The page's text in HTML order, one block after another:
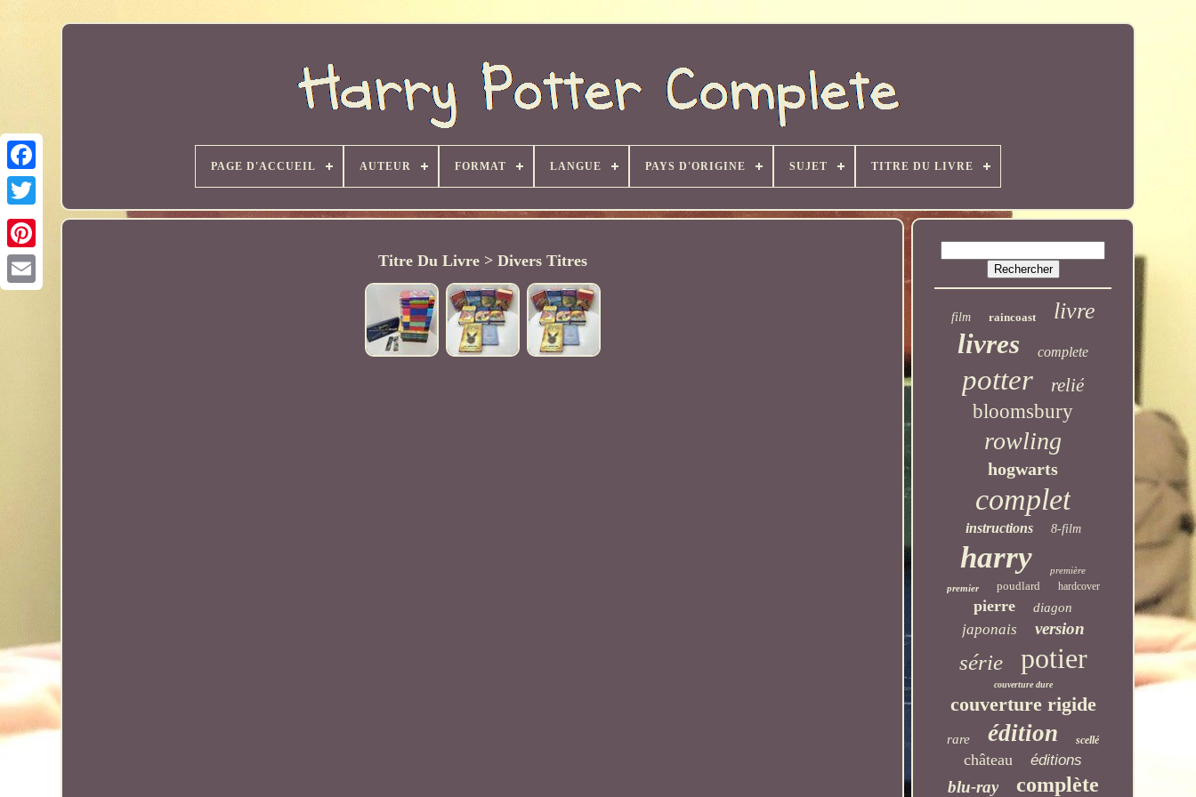
PAGE D'ACCUEIL AUTEUR FORMAT LANGUE PAYS D'ORIGINE SUJET TITRE DU LIVRE
Titre Du Livre > Divers Titres
film raincoast livre
livres complete
potter relié
bloomsbury
rowling
hogwarts
complet
instructions 8-film
harry
première
premier
poudlard hardcover
pierre diagon
japonais version
série potier
couverture dure
couverture rigide
rare édition scellé
château éditions
blu-ray complète